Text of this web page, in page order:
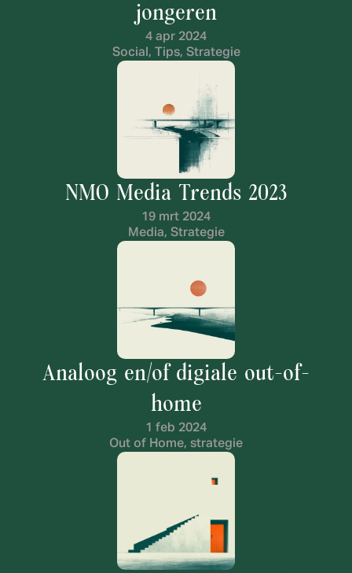
jongeren
4 apr 2024
Social, Tips, Strategie
NMO Media Trends 2023
19 mrt 2024
Media, Strategie
Analoog en/of digiale out-of-
home
1 feb 2024
Out of Home, strategie